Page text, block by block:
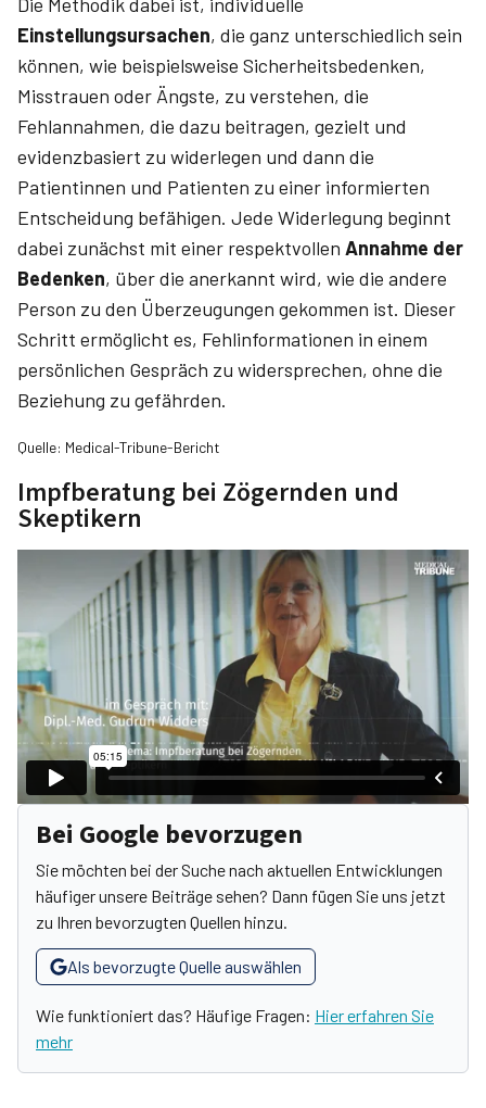
Einstellungsursachen, die ganz unterschiedlich sein
können, wie beispielsweise Sicherheitsbedenken,
Misstrauen oder Ängste, zu verstehen, die
Fehlannahmen, die dazu beitragen, gezielt und
evidenzbasiert zu widerlegen und dann die
Patientinnen und Patienten zu einer informierten
Entscheidung befähigen. Jede Widerlegung beginnt
dabei zunächst mit einer respektvollen Annahme der
Bedenken, über die anerkannt wird, wie die andere
Person zu den Überzeugungen gekommen ist. Dieser
Schritt ermöglicht es, Fehlinformationen in einem
persönlichen Gespräch zu widersprechen, ohne die
Beziehung zu gefährden.
Quelle: Medical-Tribune-Bericht
Impfberatung bei Zögernden und
Skeptikern
Bei Google bevorzugen
Sie möchten bei der Suche nach aktuellen Entwicklungen
häufiger unsere Beiträge sehen? Dann fügen Sie uns jetzt
zu Ihren bevorzugten Quellen hinzu.
Als bevorzugte Quelle auswählen
Wie funktioniert das? Häufige Fragen: Hier erfahren Sie
mehr